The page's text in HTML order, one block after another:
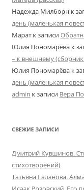
Надежда Милборн к
день (маленькая
Марат к записи
Юлия Пономарёва к
– к внешнему
Юлия Пономарёва к
день (маленькая
admin к записи Вера
СВЕЖИЕ ЗАПИСИ
Дмитрий Кувшинов.
стихотворений)
Татьяна Галанова.